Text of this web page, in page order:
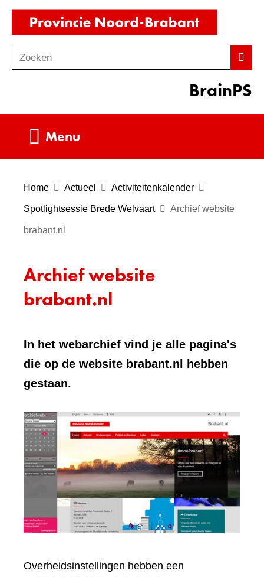
Ga
de
inhoud
o
Zoeken
BrainPS
Menu
Home Actueel Activiteitenkalender
Spotlightsessie Brede Welvaart Archief website
brabant.nl
Archief website
brabant.nl
In het webarchief vind je alle pagina's
die op de website brabant.nl hebben
gestaan.
Overheidsinstellingen hebben een